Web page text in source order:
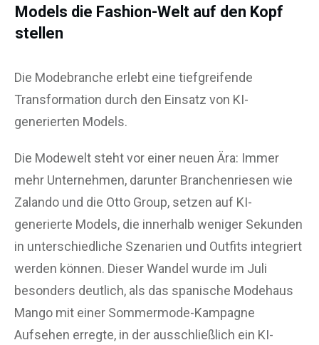
Models die Fashion-Welt auf den Kopf
stellen
Die Modebranche erlebt eine tiefgreifende
Transformation durch den Einsatz von KI-
generierten Models.
Die Modewelt steht vor einer neuen Ära: Immer
mehr Unternehmen, darunter Branchenriesen wie
Zalando und die Otto Group, setzen auf KI-
generierte Models, die innerhalb weniger Sekunden
in unterschiedliche Szenarien und Outfits integriert
werden können. Dieser Wandel wurde im Juli
besonders deutlich, als das spanische Modehaus
Mango mit einer Sommermode-Kampagne
Aufsehen erregte, in der ausschließlich ein KI-